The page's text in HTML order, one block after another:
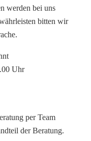
werden bei uns
bitten wir
Uhr
per Team
der Beratung.